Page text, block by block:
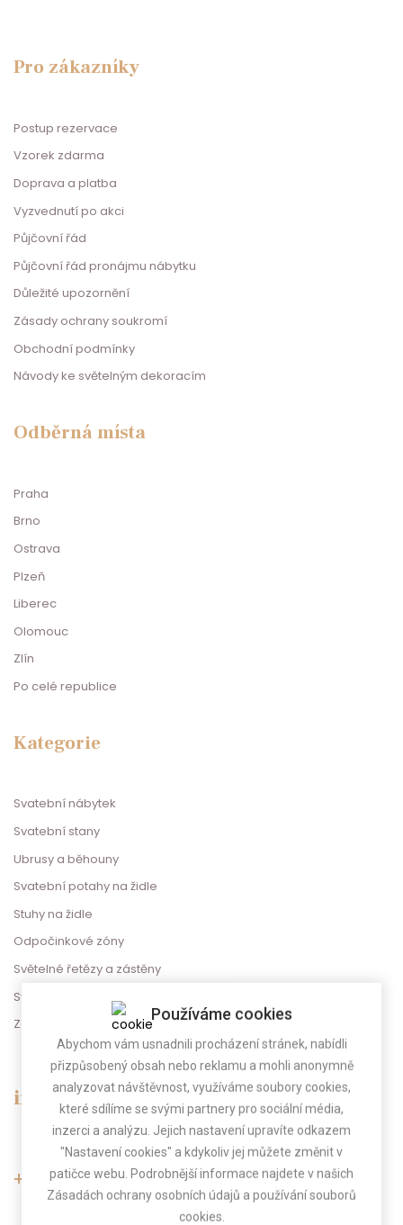
Pro zákazníky
Postup rezervace
Vzorek zdarma
Doprava a platba
Vyzvednutí po akci
Půjčovní řád
Půjčovní řád pronájmu nábytku
Důležité upozornění
Zásady ochrany soukromí
Obchodní podmínky
Návody ke světelným dekoracím
Odběrná místa
Praha
Brno
Ostrava
Plzeň
Liberec
Olomouc
Zlín
Po celé republice
Kategorie
Svatební nábytek
Svatební stany
Ubrusy a běhouny
Svatební potahy na židle
Stuhy na židle
Odpočinkové zóny
Světelné řetězy a zástěny
Svatební dekorace
Zábava na svatbu
info@gregorevent.cz
+420 775 025 800
Používáme cookies
Abychom vám usnadnili procházení stránek, nabídli
přizpůsobený obsah nebo reklamu a mohli anonymně
analyzovat návštěvnost, využíváme soubory cookies,
které sdílíme se svými partnery pro sociální média,
inzerci a analýzu. Jejich nastavení upravíte odkazem
"Nastavení cookies" a kdykoliv jej můžete změnit v
patičce webu. Podrobnější informace najdete v našich
Zásadách ochrany osobních údajů a používání souborů
cookies.